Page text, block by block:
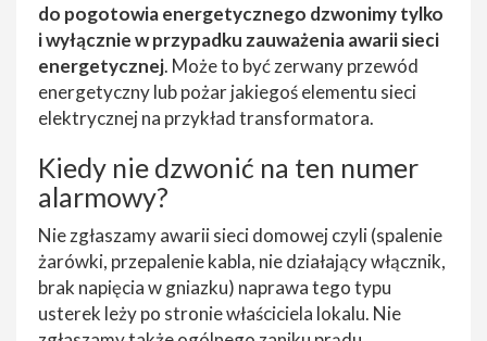
do pogotowia energetycznego dzwonimy tylko
i wyłącznie w przypadku zauważenia awarii sieci
energetycznej. Może to być zerwany przewód
energetyczny lub pożar jakiegoś elementu sieci
elektrycznej na przykład transformatora.
Kiedy nie dzwonić na ten numer
alarmowy?
Nie zgłaszamy awarii sieci domowej czyli (spalenie
żarówki, przepalenie kabla, nie działający włącznik,
brak napięcia w gniazku) naprawa tego typu
usterek leży po stronie właściciela lokalu. Nie